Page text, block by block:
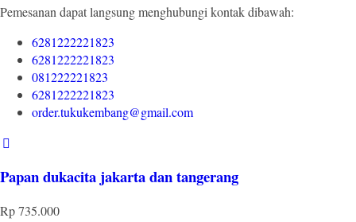
Pemesanan dapat langsung menghubungi kontak dibawah:
6281222221823
6281222221823
081222221823
6281222221823
order.tukukembang@gmail.com
Papan dukacita jakarta dan tangerang
Rp 735.000